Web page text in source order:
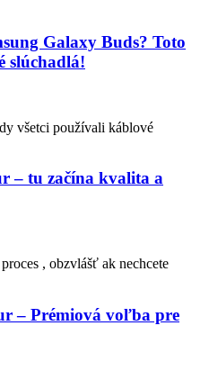
Galaxy Buds? Toto
slúchadlá!
všetci používali káblové
– tu začína kvalita a
, obzvlášť ak nechcete
– Prémiová voľba pre